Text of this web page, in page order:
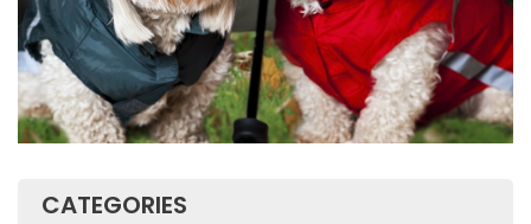
CATEGORIES